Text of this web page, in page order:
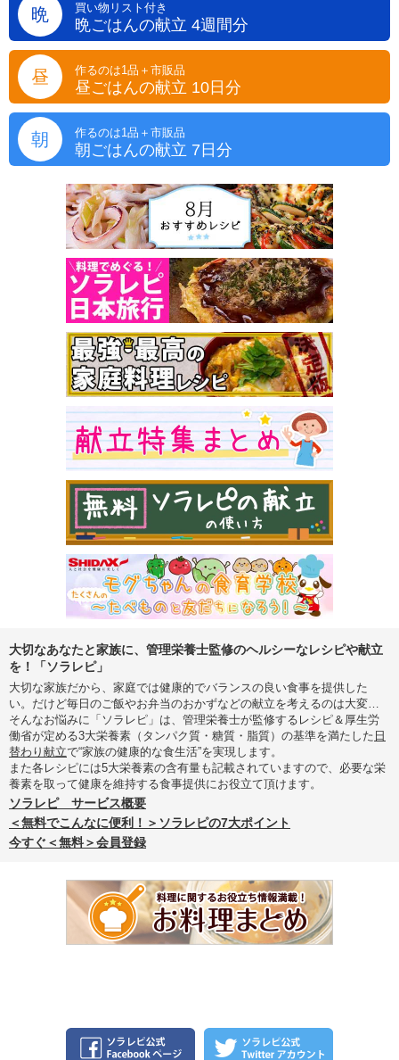
晩 買い物リスト付き
晩ごはんの献立 4週間分
昼 作るのは1品＋市販品
昼ごはんの献立 10日分
朝 作るのは1品＋市販品
朝ごはんの献立 7日分
大切なあなたと家族に、管理栄養士監修のヘルシーなレシピや献立
を！「ソラレピ」
大切な家族だから、家庭では健康的でバランスの良い食事を提供した
い。だけど毎日のご飯やお弁当のおかずなどの献立を考えるのは大変…
そんなお悩みに「ソラレピ」は、管理栄養士が監修するレシピ＆厚生労
働省が定める3大栄養素（タンパク質・糖質・脂質）の基準を満たした 日
替わり献立で“家族の健康的な食生活”を実現します。
また各レシピには5大栄養素の含有量も記載されていますので、必要な栄
養素を取って健康を維持する食事提供にお役立て頂けます。
ソラレピ サービス概要
＜無料でこんなに便利！＞ソラレピの7大ポイント
今すぐ＜無料＞会員登録